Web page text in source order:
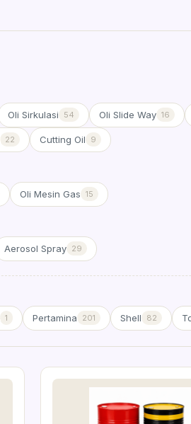
Oli Sirkulasi 54 Oli Slide Way 16
22 Cutting Oil 9
Oli Mesin Gas 15
Aerosol Spray 29
1 Pertamina 201 Shell 82